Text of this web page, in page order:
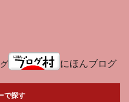
にほんブログ
で探す